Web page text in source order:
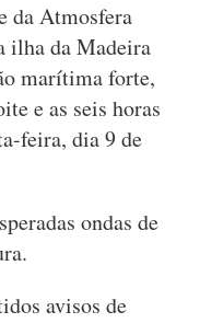
da Atmosfera
ilha da Madeira
marítima forte,
e as seis horas
feira, dia 9 de
ondas de
avisos de